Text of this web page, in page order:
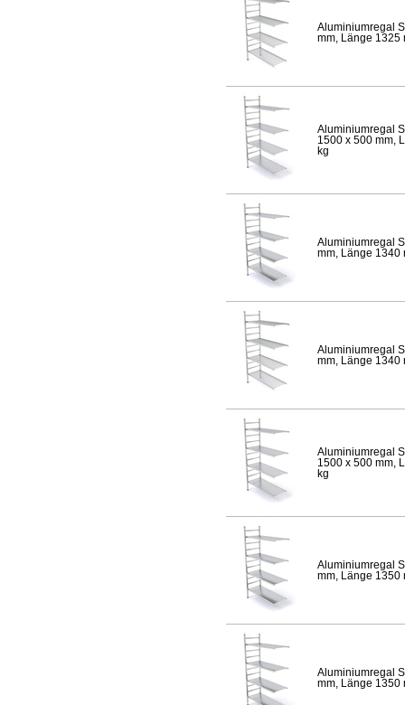
Aluminiumregal
mm, Länge 1325
Aluminiumregal
1500 x 500 mm,
kg
Aluminiumregal
mm, Länge 1340
Aluminiumregal
mm, Länge 1340
Aluminiumregal
1500 x 500 mm,
kg
Aluminiumregal
mm, Länge 1350
Aluminiumregal
mm, Länge 1350